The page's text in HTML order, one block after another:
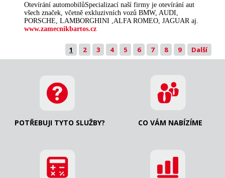
Otevírání automobilůSpecializací naší firmy je otevírání aut
všech značek, včetně exkluzivních vozů BMW, AUDI,
PORSCHE, LAMBORGHINI ,ALFA ROMEO, JAGUAR aj.
www.zamecnikbartos.cz
1 2 3 4 5 6 7 8 9 Další
POTŘEBUJI TYTO SLUŽBY? CO VÁM NABÍZÍME